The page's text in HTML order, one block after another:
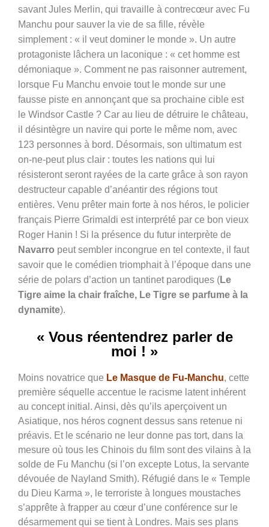
savant Jules Merlin, qui travaille à contrecœur avec Fu
Manchu pour sauver la vie de sa fille, révèle
simplement : « il veut dominer le monde ». Un autre
protagoniste lâchera un laconique : « cet homme est
démoniaque ». Comment ne pas raisonner autrement,
lorsque Fu Manchu envoie tout le monde sur une
fausse piste en annonçant que sa prochaine cible est
le Windsor Castle ? Car au lieu de détruire le château,
il désintègre un navire qui porte le même nom, avec
123 personnes à bord. Désormais, son ultimatum est
on-ne-peut plus clair : toutes les nations qui lui
résisteront seront rayées de la carte grâce à son rayon
destructeur capable d’anéantir des régions tout
entières. Venu prêter main forte à nos héros, le policier
français Pierre Grimaldi est interprété par ce bon vieux
Roger Hanin ! Si la présence du futur interprète de
Navarro peut sembler incongrue en tel contexte, il faut
savoir que le comédien triomphait à l’époque dans une
série de polars d’action un tantinet parodiques (Le
Tigre aime la chair fraîche, Le Tigre se parfume à la
dynamite).
« Vous réentendrez parler de
moi ! »
Moins novatrice que Le Masque de Fu-Manchu, cette
première séquelle accentue le racisme latent inhérent
au concept initial. Ainsi, dès qu’ils aperçoivent un
Asiatique, nos héros cognent dessus sans retenue ni
préavis. Et le scénario ne leur donne pas tort, dans la
mesure où tous les Chinois du film sont des vilains à la
solde de Fu Manchu (si l’on excepte Lotus, la servante
dévouée de Nayland Smith). Réfugié dans le « Temple
du Dieu Karma », le terroriste à longues moustaches
s’apprête à frapper au cœur d’une conférence sur le
désarmement qui se tient à Londres. Mais ses plans